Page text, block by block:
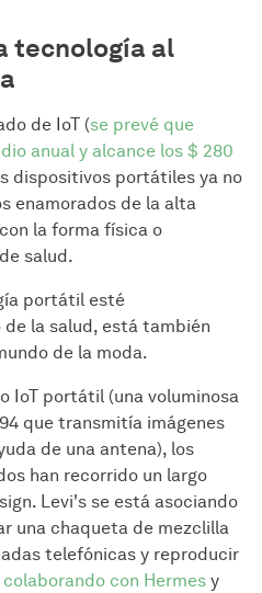
tecnología al
de IoT (se prevé que
anual y alcance los $ 280
dispositivos portátiles ya no
enamorados de la alta
la forma física o
salud.
portátil esté
la salud, está también
de la moda.
IoT portátil (una voluminosa
que transmitía imágenes
de una antena), los
han recorrido un largo
Levi's se está asociando
una chaqueta de mezclilla
telefónicas y reproducir
colaborando con Hermes y